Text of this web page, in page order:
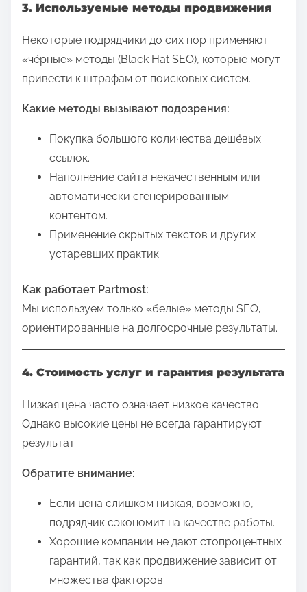
3. Используемые методы продвижения
Некоторые подрядчики до сих пор применяют
«чёрные» методы (Black Hat SEO), которые могут
привести к штрафам от поисковых систем.
Какие методы вызывают подозрения:
Покупка большого количества дешёвых
ссылок.
Наполнение сайта некачественным или
автоматически сгенерированным
контентом.
Применение скрытых текстов и других
устаревших практик.
Как работает Partmost:
Мы используем только «белые» методы SEO,
ориентированные на долгосрочные результаты.
4. Стоимость услуг и гарантия результата
Низкая цена часто означает низкое качество.
Однако высокие цены не всегда гарантируют
результат.
Обратите внимание:
Если цена слишком низкая, возможно,
подрядчик сэкономит на качестве работы.
Хорошие компании не дают стопроцентных
гарантий, так как продвижение зависит от
множества факторов.